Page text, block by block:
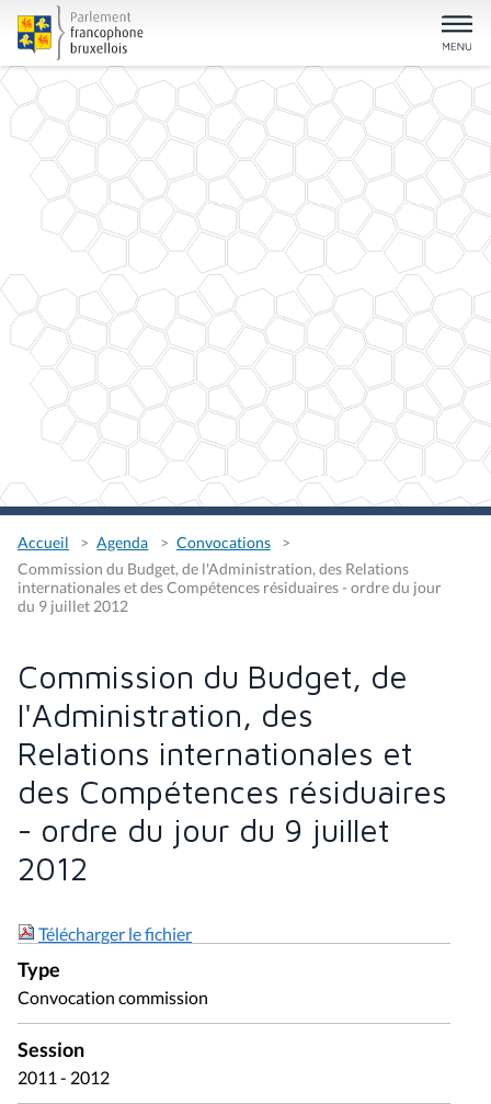
Accueil Agenda
Convocations
Commission du Budget, de l'Administration, des Relations
internationales et des Compétences résiduaires - ordre du jour
du 9 juillet 2012
Commission du Budget, de
l'Administration, des
Relations internationales et
des Compétences résiduaires
- ordre du jour du 9 juillet
2012
Télécharger le fichier
Type
Convocation commission
Session
2011 - 2012